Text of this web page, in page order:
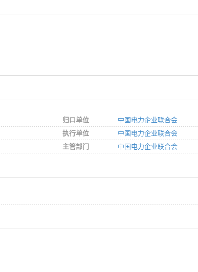
归口单位
中国电力企业联合会
执行单位
中国电力企业联合会
主管部门
中国电力企业联合会